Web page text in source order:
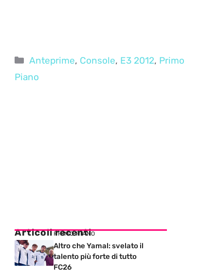
Categorie
Anteprime, Console, E3 2012, Primo
Piano
Articoli recenti
PRIMO PIANO
Altro che Yamal: svelato il
talento più forte di tutto
FC26